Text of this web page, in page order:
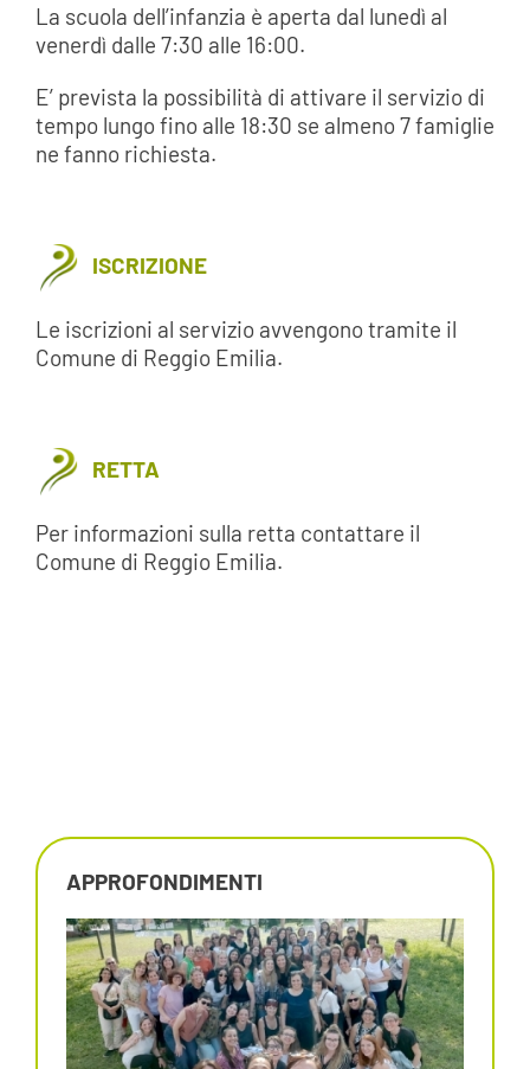
La scuola dell’infanzia è aperta dal lunedì al
venerdì dalle 7:30 alle 16:00.
E’ prevista la possibilità di attivare il servizio di
tempo lungo fino alle 18:30 se almeno 7 famiglie
ne fanno richiesta.
ISCRIZIONE
Le iscrizioni al servizio avvengono tramite il
Comune di Reggio Emilia.
RETTA
Per informazioni sulla retta contattare il
Comune di Reggio Emilia.
APPROFONDIMENTI